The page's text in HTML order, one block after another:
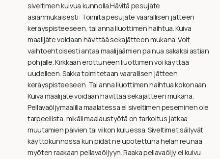
siveltimen kuivua kunnolla.Hävitä pesujäte
asianmukaisesti: Toimita pesujäte vaarallisen jätteen
keräyspisteeseen, tai anna liuottimen haihtua. Kuiva
maalijäte voidaan hävittää sekajätteen mukana. Voit
vaihtoehtoisesti antaa maalijäämien painua sakaksi astian
pohjalle. Kirkkaan erottuneen liuottimen voi käyttää
uudelleen. Sakka toimitetaan vaarallisen jätteen
keräyspisteeseen. Tai anna liuottimen haihtua kokonaan.
Kuiva maalijäte voidaan hävittää sekajätteen mukana.
Pellavaöljymaalilla maalatessa ei siveltimen peseminen ole
tarpeellista, mikäli maalaustyötä on tarkoitus jatkaa
muutamien päivien tai viikon kuluessa. Siveltimet säilyvät
käyttökunnossa kun pidät ne upotettuna helan reunaa
myöten raakaan pellavaöljyyn. Raaka pellavaöljy ei kuivu